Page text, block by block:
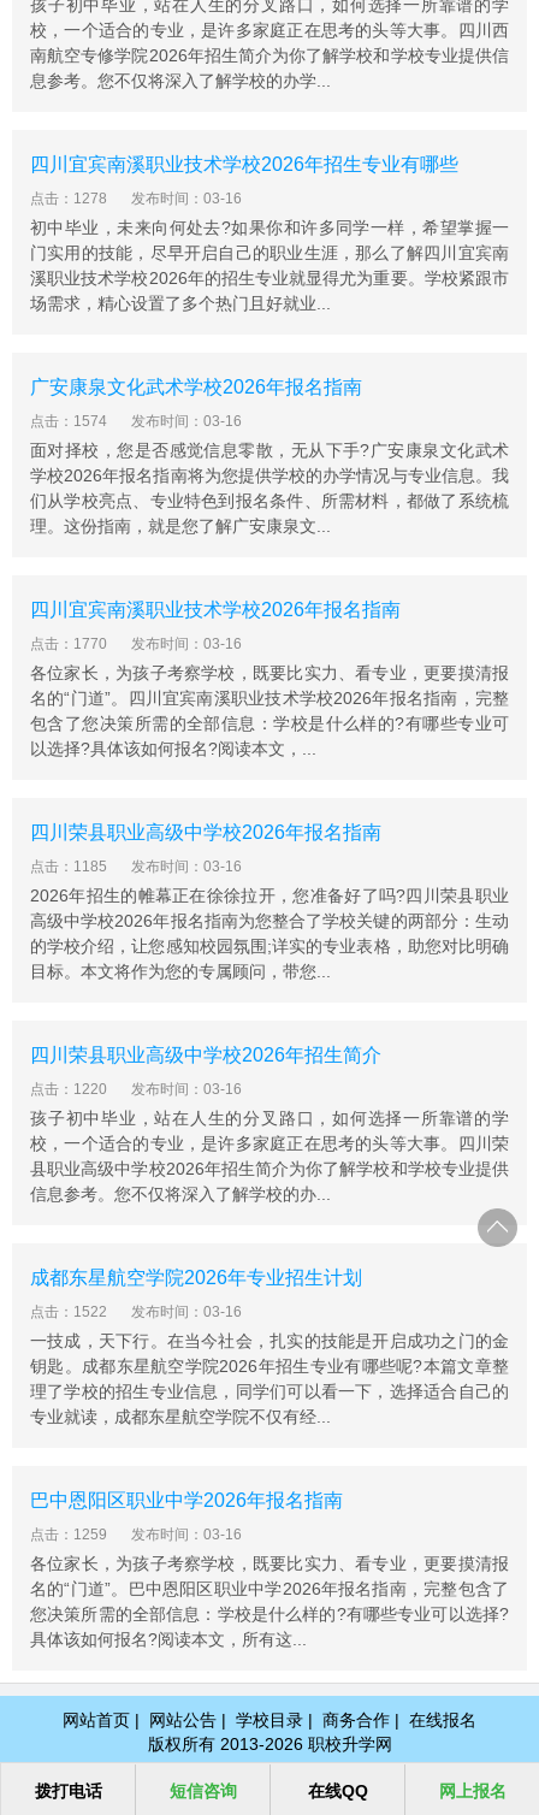
孩子初中毕业，站在人生的分叉路口，如何选择一所靠谱的学
校，一个适合的专业，是许多家庭正在思考的头等大事。四川西
南航空专修学院2026年招生简介为你了解学校和学校专业提供信
息参考。您不仅将深入了解学校的办学...
四川宜宾南溪职业技术学校2026年招生专业有哪些
点击：1278 发布时间：03-16
初中毕业，未来向何处去?如果你和许多同学一样，希望掌握一
门实用的技能，尽早开启自己的职业生涯，那么了解四川宜宾南
溪职业技术学校2026年的招生专业就显得尤为重要。学校紧跟市
场需求，精心设置了多个热门且好就业...
广安康泉文化武术学校2026年报名指南
点击：1574 发布时间：03-16
面对择校，您是否感觉信息零散，无从下手?广安康泉文化武术
学校2026年报名指南将为您提供学校的办学情况与专业信息。我
们从学校亮点、专业特色到报名条件、所需材料，都做了系统梳
理。这份指南，就是您了解广安康泉文...
四川宜宾南溪职业技术学校2026年报名指南
点击：1770 发布时间：03-16
各位家长，为孩子考察学校，既要比实力、看专业，更要摸清报
名的“门道”。四川宜宾南溪职业技术学校2026年报名指南，完整
包含了您决策所需的全部信息：学校是什么样的?有哪些专业可
以选择?具体该如何报名?阅读本文，...
四川荣县职业高级中学校2026年报名指南
点击：1185 发布时间：03-16
2026年招生的帷幕正在徐徐拉开，您准备好了吗?四川荣县职业
高级中学校2026年报名指南为您整合了学校关键的两部分：生动
的学校介绍，让您感知校园氛围;详实的专业表格，助您对比明确
目标。本文将作为您的专属顾问，带您...
四川荣县职业高级中学校2026年招生简介
点击：1220 发布时间：03-16
孩子初中毕业，站在人生的分叉路口，如何选择一所靠谱的学
校，一个适合的专业，是许多家庭正在思考的头等大事。四川荣
县职业高级中学校2026年招生简介为你了解学校和学校专业提供
信息参考。您不仅将深入了解学校的办...
成都东星航空学院2026年专业招生计划
点击：1522 发布时间：03-16
一技成，天下行。在当今社会，扎实的技能是开启成功之门的金
钥匙。成都东星航空学院2026年招生专业有哪些呢?本篇文章整
理了学校的招生专业信息，同学们可以看一下，选择适合自己的
专业就读，成都东星航空学院不仅有经...
巴中恩阳区职业中学2026年报名指南
点击：1259 发布时间：03-16
各位家长，为孩子考察学校，既要比实力、看专业，更要摸清报
名的“门道”。巴中恩阳区职业中学2026年报名指南，完整包含了
您决策所需的全部信息：学校是什么样的?有哪些专业可以选择?
具体该如何报名?阅读本文，所有这...
网站首页 | 网站公告 | 学校目录 | 商务合作 | 在线报名
版权所有 2013-2026 职校升学网
拨打电话 短信咨询 在线QQ 网上报名